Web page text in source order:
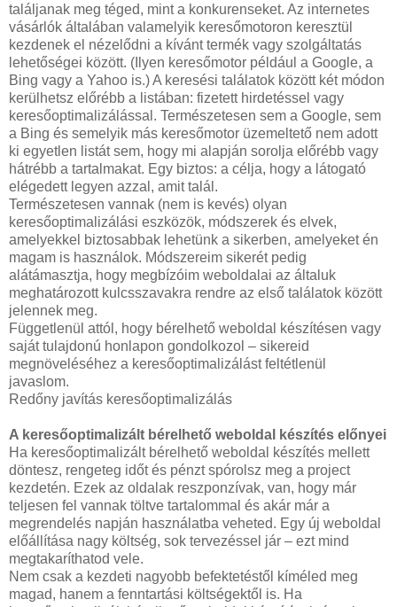
találjanak meg téged, mint a konkurenseket. Az internetes
vásárlók általában valamelyik keresőmotoron keresztül
kezdenek el nézelődni a kívánt termék vagy szolgáltatás
lehetőségei között. (Ilyen keresőmotor például a Google, a
Bing vagy a Yahoo is.) A keresési találatok között két módon
kerülhetsz előrébb a listában: fizetett hirdetéssel vagy
keresőoptimalizálással. Természetesen sem a Google, sem
a Bing és semelyik más keresőmotor üzemeltető nem adott
ki egyetlen listát sem, hogy mi alapján sorolja előrébb vagy
hátrébb a tartalmakat. Egy biztos: a célja, hogy a látogató
elégedett legyen azzal, amit talál.
Természetesen vannak (nem is kevés) olyan
keresőoptimalizálási eszközök, módszerek és elvek,
amelyekkel biztosabbak lehetünk a sikerben, amelyeket én
magam is használok. Módszereim sikerét pedig
alátámasztja, hogy megbízóim weboldalai az általuk
meghatározott kulcsszavakra rendre az első találatok között
jelennek meg.
Függetlenül attól, hogy bérelhető weboldal készítésen vagy
saját tulajdonú honlapon gondolkozol – sikereid
megnöveléséhez a keresőoptimalizálást feltétlenül
javaslom.
Redőny javítás keresőoptimalizálás
A keresőoptimalizált bérelhető weboldal készítés előnyei
Ha keresőoptimalizált bérelhető weboldal készítés mellett
döntesz, rengeteg időt és pénzt spórolsz meg a project
kezdetén. Ezek az oldalak reszponzívak, van, hogy már
teljesen fel vannak töltve tartalommal és akár már a
megrendelés napján használatba veheted. Egy új weboldal
előállítása nagy költség, sok tervezéssel jár – ezt mind
megtakaríthatod vele.
Nem csak a kezdeti nagyobb befektetéstől kíméled meg
magad, hanem a fenntartási költségektől is. Ha